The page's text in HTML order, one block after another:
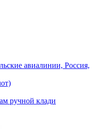
авиалинии, Россия,
ручной клади